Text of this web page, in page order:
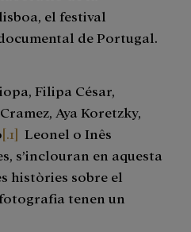
el festival
de Portugal.
Filipa César,
Aya Koretzky,
[.1] Leonel o Inês
s’inclouran en aquesta
històries sobre el
tenen un